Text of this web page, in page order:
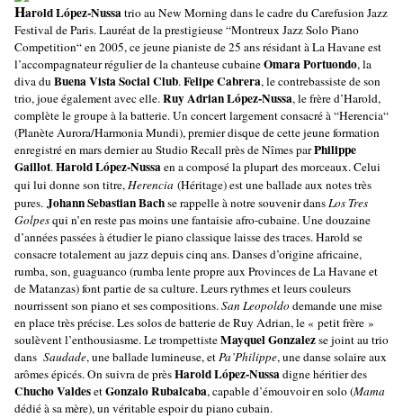
Harold López-Nussatrio au New Morning dans le cadre du Carefusion Jazz
Festival de Paris. Lauréat de la prestigieuse “Montreux Jazz Solo Piano
Competition“ en 2005, ce jeune pianiste de 25 ans résidant à La Havane est
l’accompagnateur régulier de la chanteuse cubaineOmara Portuondo, la
diva du Buena Vista Social Club.Felipe Cabrera, le contrebassiste de son
trio, joue également avec elle.Ruy Adrian López-Nussa, le frère d’Harold,
complète le groupe à la batterie. Un concert largement consacré à “Herencia“
(Planète Aurora/Harmonia Mundi), premier disque de cette jeune formation
enregistré en mars dernier au Studio Recall près de Nîmes parPhilippe
Gaillot.Harold López-Nussaen a composé la plupart des morceaux. Celui
qui lui donne son titre,Herencia (Héritage) est une ballade aux notes très
pures. Johann SebastianBachse rappelle à notre souvenir dansLos Tres
Golpesqui n’en reste pas moins une fantaisie afro-cubaine. Une douzaine
d’années passées à étudier le piano classique laisse des traces. Harold se
consacre totalement au jazz depuis cinq ans. Danses d’origine africaine,
rumba, son, guaguanco (rumba lente propre aux Provinces de La Havane et
de Matanzas) font partie de sa culture. Leurs rythmes et leurs couleurs
nourrissent son piano et ses compositions.San Leopoldodemande une mise
en place très précise. Les solos de batterie de Ruy Adrian, le « petit frère »
soulèvent l’enthousiasme. Le trompettisteMayquel Gonzalezse joint au trio
dans Saudade, une ballade lumineuse, etPa’Philippe, une danse solaire aux
arômes épicés. On suivra de prèsHarold López-Nussadigne héritier des
Chucho ValdesetGonzalo Rubalcaba, capable d’émouvoir en solo (Mama
dédié à sa mère), un véritable espoir du piano cubain.